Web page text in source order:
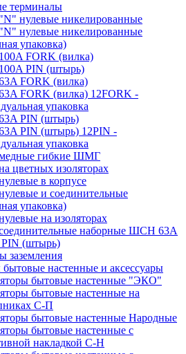
терминалы
нулевые никелированные
нулевые никелированные
упаковка)
FORK (вилка)
PIN (штырь)
FORK (вилка)
FORK (вилка) 12FORK -
упаковка
PIN (штырь)
PIN (штырь) 12PIN -
упаковка
гибкие ШМГ
цветных изоляторах
в корпусе
и соединительные
упаковка)
на изоляторах
наборные ШСН 63A
(штырь)
заземления
настенные и аксессуары
бытовые настенные "ЭКО"
бытовые настенные на
С-П
бытовые настенные Народные
бытовые настенные с
накладкой С-Н